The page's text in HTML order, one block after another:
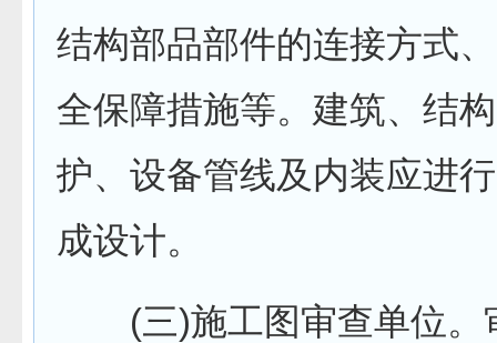
结构部品部件的连接方式
全保障措施等。建筑、结
护、设备管线及内装应进
成设计。
(三)施工图审查单位。